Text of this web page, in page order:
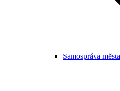
Samospráva města